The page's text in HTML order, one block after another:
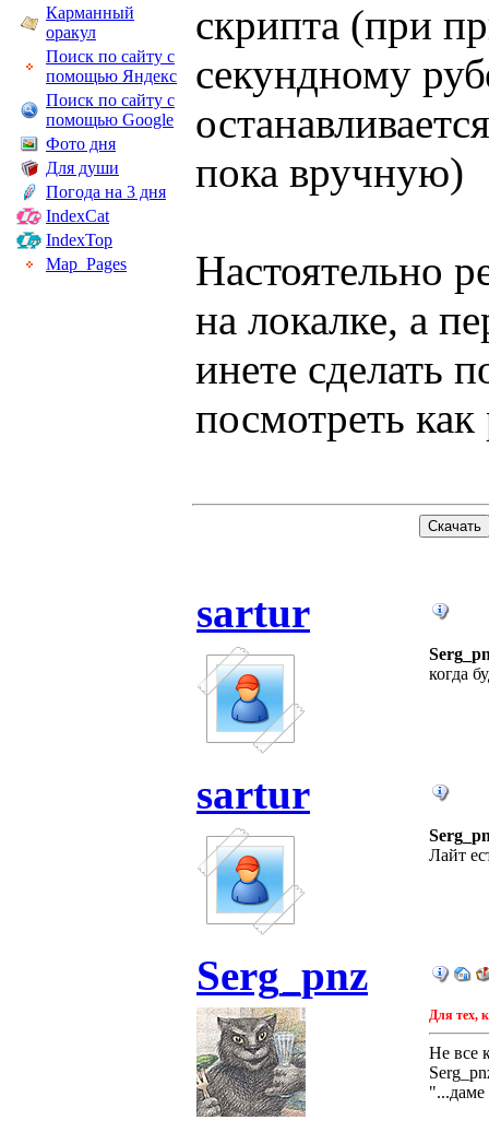
Карманный
оракул
Поиск по сайту с
помощью Яндекс
Поиск по сайту с
помощью Google
Фото дня
Для души
Погода на 3 дня
IndexCat
IndexTop
Map_Pages
скрипта (при
секундному
пока вручную)
Настоятельно
на локалке, а
инете сделать
посмотреть как
sartur
когда
sartur
Лайт
Serg_pnz
Для тех,
Не все